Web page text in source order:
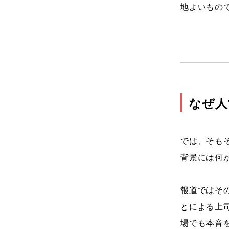
地よいもの
なぜ
では、そも
背景には何
報道ではそ
とによる上
場でも本音